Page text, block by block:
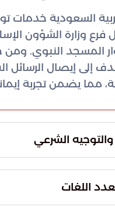
السعودية خدمات
فرع وزارة الشؤون
المسجد النبوي. ومن
إلى إيصال
مما يضمن تجربة
الشرعي
الدعم الفوري
اللغات